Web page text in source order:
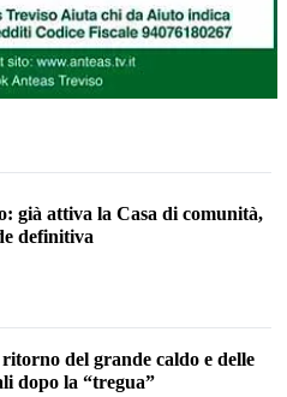
già attiva la Casa di comunità,
definitiva
del grande caldo e delle
dopo la “tregua”